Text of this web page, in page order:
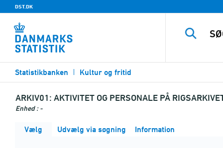
DST.DK
Statistikbanken Kultur og fritid
ARKIV01: AKTIVITET OG PERSONALE PÅ
Enhed : -
Vælg Udvælg via søgning Information